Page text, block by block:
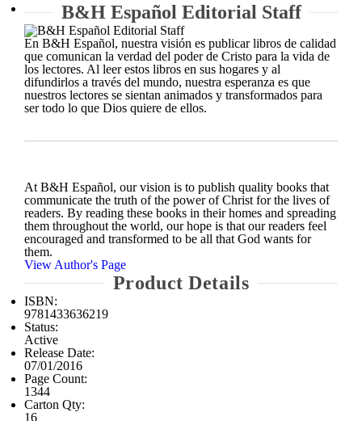
B&H Español Editorial Staff
En B&H Español, nuestra visión es publicar libros de calidad
que comunican la verdad del poder de Cristo para la vida de
los lectores. Al leer estos libros en sus hogares y al
difundirlos a través del mundo, nuestra esperanza es que
nuestros lectores se sientan animados y transformados para
ser todo lo que Dios quiere de ellos.
At B&H Español, our vision is to publish quality books that
communicate the truth of the power of Christ for the lives of
readers. By reading these books in their homes and spreading
them throughout the world, our hope is that our readers feel
encouraged and transformed to be all that God wants for
them.
View Author's Page
Product Details
ISBN:
9781433636219
Status:
Active
Release Date:
07/01/2016
Page Count:
1344
Carton Qty:
16